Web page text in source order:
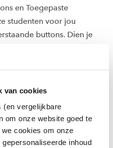
van cookies
(en vergelijkbare
om onze website goed te
cookies om onze
inhoud
en Toegepaste
studenten voor jou
buttons. Dien je
toegang? Vraag
en